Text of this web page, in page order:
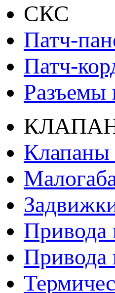
СКС
Патч-
Патч-
Разъемы
Клапаны
Привода
Привода